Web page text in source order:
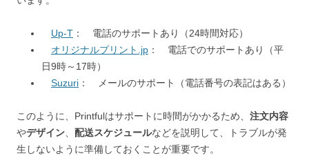
Up-T ： 電話のサポートあり（24時間対応）
オリジナルプリント.jp ： 電話でのサポートあり（平
日9時～17時）
Suzuri ： メールのサポート（電話番号の表記はある）
このように、Printfulはサポートに時間がかかるため、 注文内容
やデザイン 配送スケジュールなどを説明して、トラブルが発
生しないように準備しておくことが重要です。